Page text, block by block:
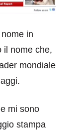
in
il nome che,
mondiale
e mi sono
stampa